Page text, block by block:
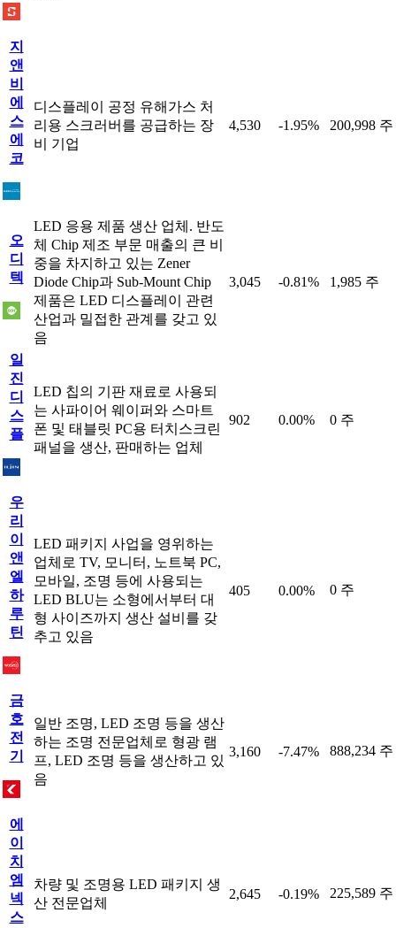
지
앤
비
에
스
에
코
디스플레이 공정 유해가스 처
리용 스크러버를 공급하는 장
비 기업
4,530 -1.95% 200,998 주
오
디
텍
LED 응용 제품 생산 업체. 반도
체 Chip 제조 부문 매출의 큰 비
중을 차지하고 있는 Zener
Diode Chip과 Sub-Mount Chip
제품은 LED 디스플레이 관련
산업과 밀접한 관계를 갖고 있
음
3,045 -0.81% 1,985 주
일
진
디
스
플
LED 칩의 기판 재료로 사용되
는 사파이어 웨이퍼와 스마트
폰 및 태블릿 PC용 터치스크린
패널을 생산, 판매하는 업체
902 0.00% 0 주
우
리
이
앤
엘
하
루
틴
LED 패키지 사업을 영위하는
업체로 TV, 모니터, 노트북 PC,
모바일, 조명 등에 사용되는
LED BLU는 소형에서부터 대
형 사이즈까지 생산 설비를 갖
추고 있음
405 0.00% 0 주
금
호
전
기
일반 조명, LED 조명 등을 생산
하는 조명 전문업체로 형광 램
프, LED 조명 등을 생산하고 있
음
3,160 -7.47% 888,234 주
에
이
치
엠
넥
스
차량 및 조명용 LED 패키지 생
산 전문업체
2,645 -0.19% 225,589 주